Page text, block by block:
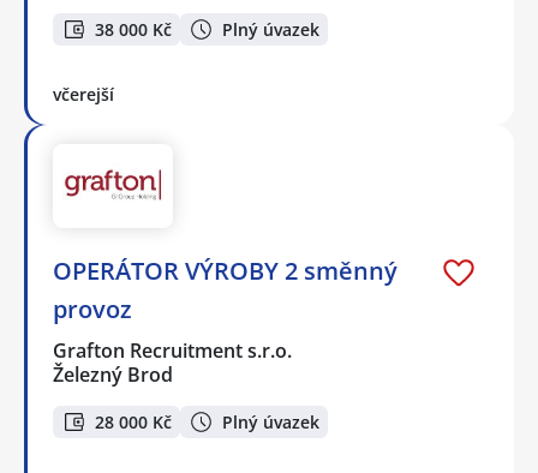
38 000 Kč Plný úvazek
včerejší
OPERÁTOR VÝROBY 2 směnný
provoz
Grafton Recruitment s.r.o.
Železný Brod
28 000 Kč Plný úvazek